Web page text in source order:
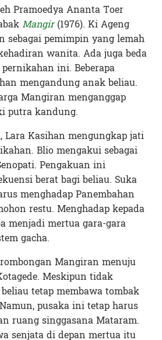
Pramoedya Ananta Toer
Mangir(1976). Ki Ageng
sebagai pemimpin yang lemah
wanita. Ada juga beda
ini. Beberapa
mengandung anak beliau.
Mangiran menganggap
putra kandung.
Lara Kasihan mengungkap jati
Blio mengakui sebagai
Pengakuan ini
berat bagi beliau. Suka
menghadap Panembahan
restu. Menghadap kepada
menjadi mertua gara-gara
gacha.
Mangiran menuju
Meskipun tidak
tetap membawa tombak
pusaka ini tetap harus
ruang singgasana Mataram.
senjata di depan mertua itu